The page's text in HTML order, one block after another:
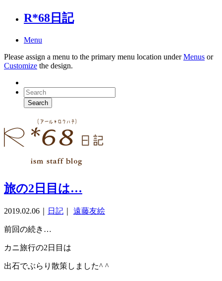
R*68日記
Menu
Please assign a menu to the primary menu location underMenus or
Customize the design.
旅の2日目は…
2019.02.06 日記 遠藤友絵
前回の続き…
カニ旅行の2日目は
出石でぶらり散策しました^ ^